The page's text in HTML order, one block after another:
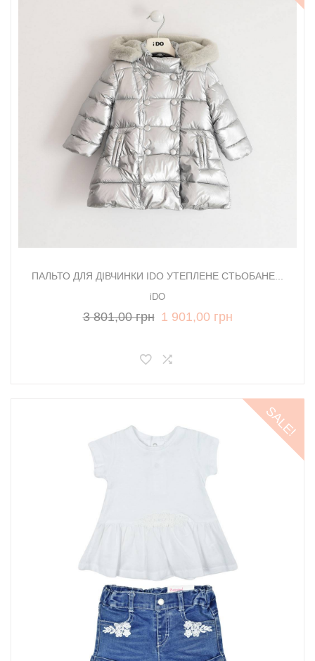
ПАЛЬТО ДЛЯ ДІВЧИНКИ IDO УТЕПЛЕНЕ СТЬОБАНЕ...
iDO
3 801,00 грн 1 901,00 грн
SALE!